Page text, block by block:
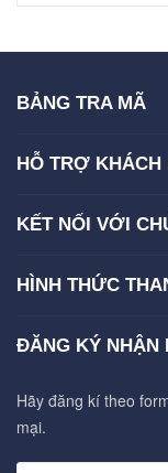
BẢNG TRA MÃ
HỖ TRỢ KHÁCH
KẾT NỐI VỚI
HÌNH THỨC
ĐĂNG KÝ NHẬN
Hãy đăng kí theo
mại.